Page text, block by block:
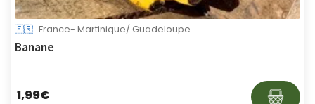
🇫🇷 France- Martinique/ Guadeloupe
Banane
1,99€